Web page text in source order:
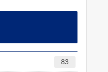
83